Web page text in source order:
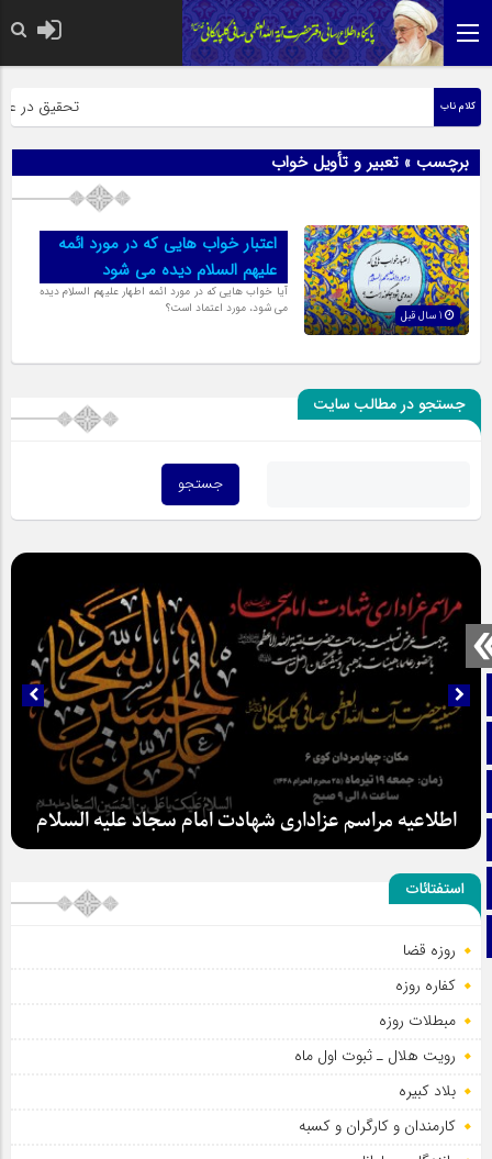
صفحه نخست
آپارات
اینستاگرام
کلام ناب تحقیق در
برچسب » تعبیر و تأویل خواب
اعتبار خواب هایی که در مورد ائمه
علیهم السلام دیده می شود
آیا خواب هایى که در مورد ائمه اطهار علیهم السلام دیده
مى شود، مورد اعتماد است؟
جستجو در مطالب سایت
اطلاعیه مراسم عزاداری شهادت امام سجاد علیه السلام
استفتائات
روزه قضا
کفاره روزه
مبطلات روزه
رویت هلال ـ ثبوت اول ماه
بلاد کبیره
کارمندان و کارگران و کسبه